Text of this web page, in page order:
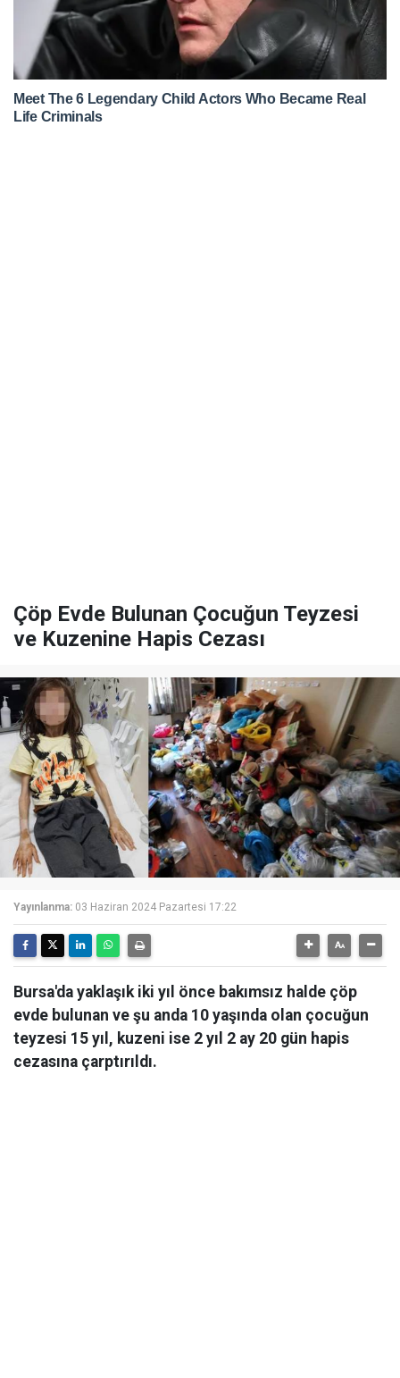
Çöp Evde Bulunan Çocuğun Teyzesi
ve Kuzenine Hapis Cezası
Yayınlanma: 03 Haziran 2024 Pazartesi 17:22
Bursa'da yaklaşık iki yıl önce bakımsız halde çöp
evde bulunan ve şu anda 10 yaşında olan çocuğun
teyzesi 15 yıl, kuzeni ise 2 yıl 2 ay 20 gün hapis
cezasına çarptırıldı.